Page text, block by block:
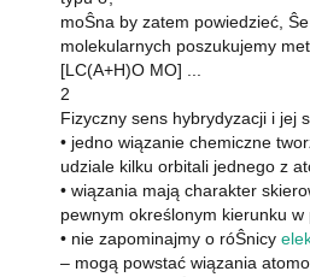
moŜna by zatem powiedzieć,
molekularnych poszukujemy
[LC(A+H)O MO] ...
2
Fizyczny sens hybrydyzacji i jej
• jedno wiązanie chemiczne
udziale kilku orbitali jednego z
• wiązania mają charakter
pewnym określonym kierunku w
• nie zapominajmy o róŜnicy
– mogą powstać wiązania